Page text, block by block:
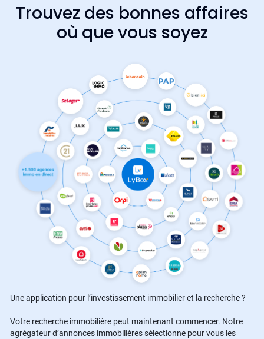
Trouvez des bonnes affaires
où que vous soyez
Une application pour l’investissement immobilier et la recherche ?
Votre recherche immobilière peut maintenant commencer. Notre
agrégateur d’annonces immobilières sélectionne pour vous les